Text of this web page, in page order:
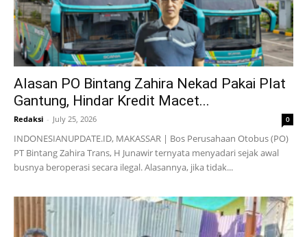
Alasan PO Bintang Zahira Nekad Pakai Plat
Gantung, Hindar Kredit Macet...
Redaksi - July 25, 2026 0
INDONESIANUPDATE.ID, MAKASSAR | Bos Perusahaan Otobus (PO)
PT Bintang Zahira Trans, H Junawir ternyata menyadari sejak awal
busnya beroperasi secara ilegal. Alasannya, jika tidak...